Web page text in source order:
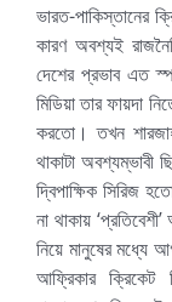
ভারত-পাকিস্তানের
কারণ অবশ্যই
দেশের প্রভাব এত
মিডিয়া তার ফায়দা
করতো। তখন
থাকাটা অবশ্যম্ভাবী
দ্বিপাক্ষিক সিরিজ
না থাকায়
নিয়ে মানুষের মধ্যে
আফ্রিকার